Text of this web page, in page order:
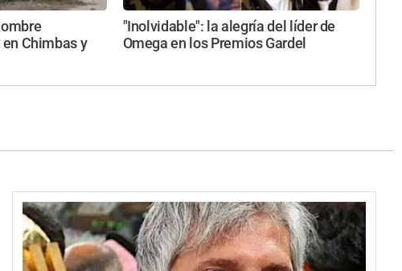
Chimbas y
"Inolvidable": la alegría del líder de
Omega en los Premios Gardel